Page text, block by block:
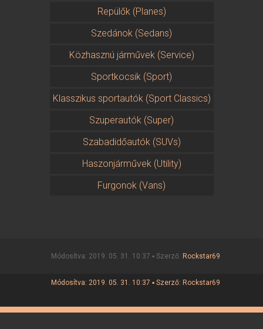
Repülők (Planes)
Szedánok (Sedans)
Közhasznú járművek (Service)
Sportkocsik (Sport)
Klasszikus sportautók (Sport Classics)
Szuperautók (Super)
Szabadidőautók (SUVs)
Haszonjárművek (Utility)
Furgonok (Vans)
Módosítva: 2019. 05. 31. 10:37 ▪ Szerző: Rockstar69
Módosítva: 2019. 05. 31. 10:37 ▪ Szerző: Rockstar69